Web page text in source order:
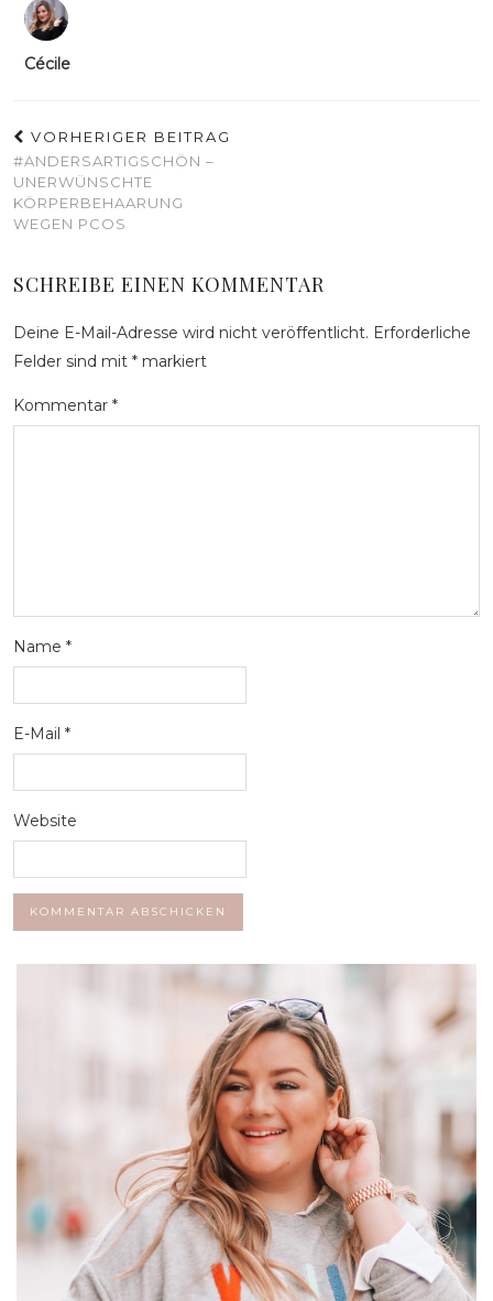
Cécile
VORHERIGER BEITRAG
#ANDERSARTIGSCHÖN –
UNERWÜNSCHTE
KÖRPERBEHAARUNG
WEGEN PCOS
SCHREIBE EINEN KOMMENTAR
Deine E-Mail-Adresse wird nicht veröffentlicht. Erforderliche
Felder sind mit * markiert
Kommentar *
Name *
E-Mail *
Website